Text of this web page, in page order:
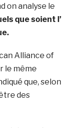
on analyse le
que soient l’
Alliance of
le même
que, selon
des